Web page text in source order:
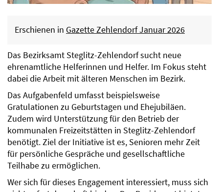
Erschienen in Gazette Zehlendorf Januar 2026
Das Bezirksamt Steglitz-Zehlendorf sucht neue
ehrenamtliche Helferinnen und Helfer. Im Fokus steht
dabei die Arbeit mit älteren Menschen im Bezirk.
Das Aufgabenfeld umfasst beispielsweise
Gratulationen zu Geburtstagen und Ehejubiläen.
Zudem wird Unterstützung für den Betrieb der
kommunalen Freizeitstätten in Steglitz-Zehlendorf
benötigt. Ziel der Initiative ist es, Senioren mehr Zeit
für persönliche Gespräche und gesellschaftliche
Teilhabe zu ermöglichen.
Wer sich für dieses Engagement interessiert, muss sich